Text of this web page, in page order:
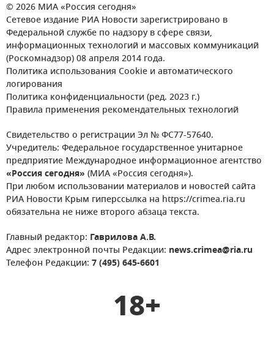
© 2026 МИА «Россия сегодня»
Сетевое издание РИА Новости зарегистрировано в
Федеральной службе по надзору в сфере связи,
информационных технологий и массовых коммуникаций
(Роскомнадзор) 08 апреля 2014 года.
Политика использования Cookie и автоматического
логирования
Политика конфиденциальности (ред. 2023 г.)
Правила применения рекомендательных технологий
Свидетельство о регистрации Эл № ФС77-57640.
Учредитель: Федеральное государственное унитарное
предприятие Международное информационное агентство
«Россия сегодня» (МИА «Россия сегодня»).
При любом использовании материалов и новостей сайта
РИА Новости Крым гиперссылка на https://crimea.ria.ru
обязательна не ниже второго абзаца текста.
Главный редактор: Гаврилова А.В.
Адрес электронной почты Редакции: news.crimea@ria.ru
Телефон Редакции: 7 (495) 645-6601
18+